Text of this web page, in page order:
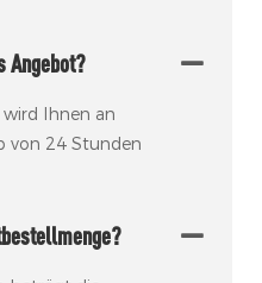
Angebot?
wird Ihnen an
von 24 Stunden